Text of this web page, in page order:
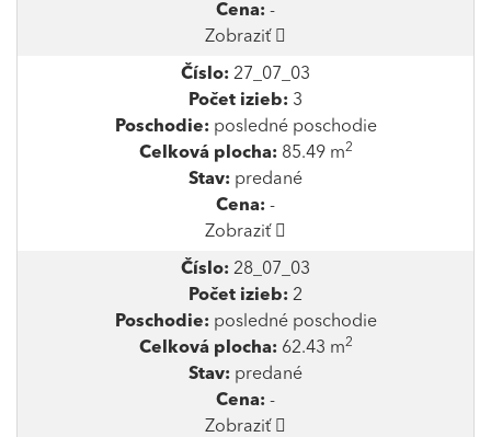
Cena: -
Zobraziť
Číslo: 27_07_03
Počet izieb: 3
Poschodie:posledné poschodie
Celková plocha: 85.49 m2
Stav: predané
Cena: -
Zobraziť
Číslo: 28_07_03
Počet izieb: 2
Poschodie:posledné poschodie
Celková plocha: 62.43 m2
Stav: predané
Cena: -
Zobraziť